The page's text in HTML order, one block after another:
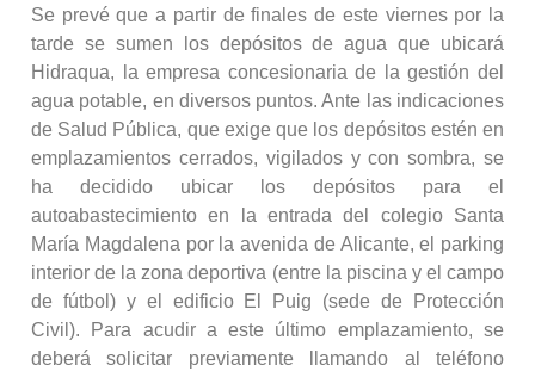
Se prevé que a partir de finales de este viernes por la
tarde se sumen los depósitos de agua que ubicará
Hidraqua, la empresa concesionaria de la gestión del
agua potable, en diversos puntos. Ante las indicaciones
de Salud Pública, que exige que los depósitos estén en
emplazamientos cerrados, vigilados y con sombra, se
ha decidido ubicar los depósitos para el
autoabastecimiento en la entrada del colegio Santa
María Magdalena por la avenida de Alicante, el parking
interior de la zona deportiva (entre la piscina y el campo
de fútbol) y el edificio El Puig (sede de Protección
Civil). Para acudir a este último emplazamiento, se
deberá solicitar previamente llamando al teléfono